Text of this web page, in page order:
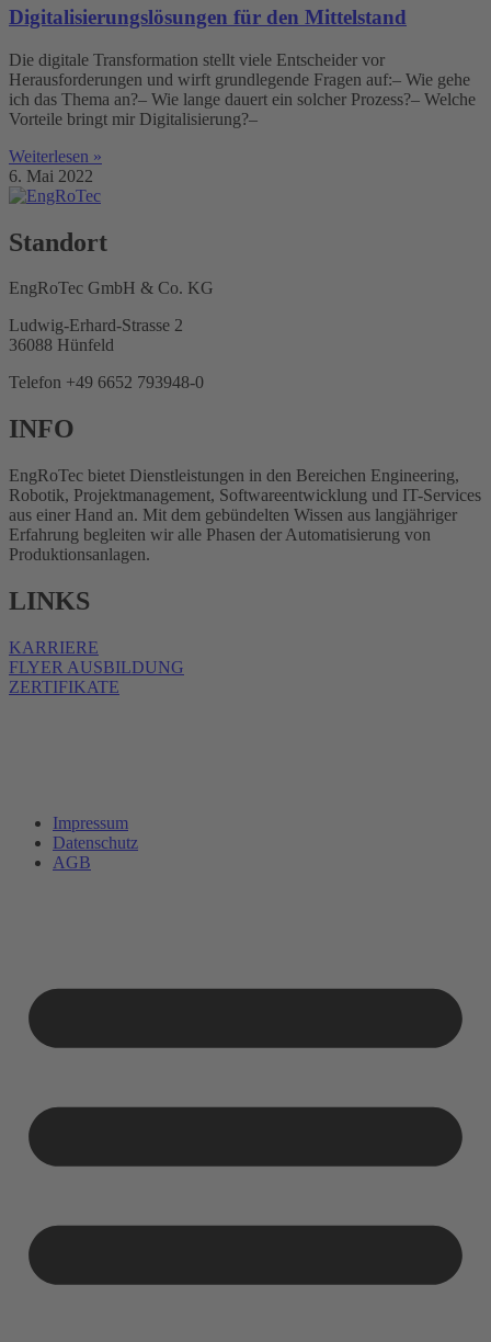
Digitalisierungslösungen für den Mittelstand
Die digitale Transformation stellt viele Entscheider vor
Herausforderungen und wirft grundlegende Fragen auf:– Wie gehe
ich das Thema an?– Wie lange dauert ein solcher Prozess?– Welche
Vorteile bringt mir Digitalisierung?–
Weiterlesen »
6. Mai 2022
Standort
EngRoTec GmbH & Co. KG
Ludwig-Erhard-Strasse 2
36088 Hünfeld
Telefon +49 6652 793948-0
INFO
EngRoTec bietet Dienstleistungen in den Bereichen Engineering,
Robotik, Projektmanagement, Softwareentwicklung und IT-Services
aus einer Hand an. Mit dem gebündelten Wissen aus langjähriger
Erfahrung begleiten wir alle Phasen der Automatisierung von
Produktionsanlagen.
LINKS
KARRIERE
FLYER AUSBILDUNG
ZERTIFIKATE
Impressum
Datenschutz
AGB